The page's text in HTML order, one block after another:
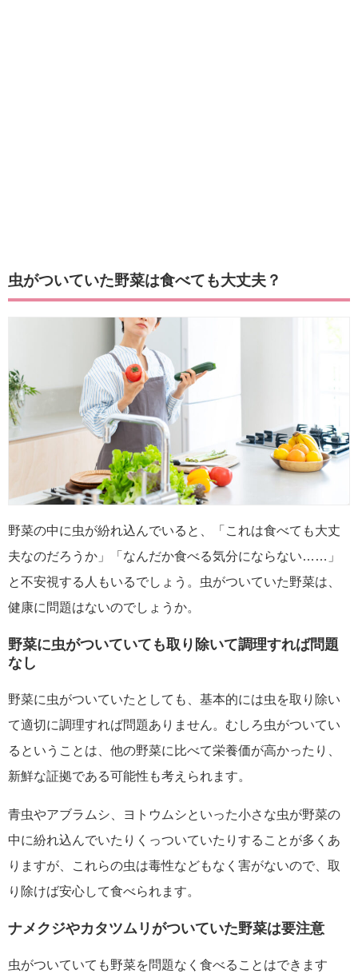
虫がついていた野菜は食べても大丈夫？
野菜の中に虫が紛れ込んでいると、「これは食べても大丈
夫なのだろうか」「なんだか食べる気分にならない……」
と不安視する人もいるでしょう。虫がついていた野菜は、
健康に問題はないのでしょうか。
野菜に虫がついていても取り除いて調理すれば問題
なし
野菜に虫がついていたとしても、基本的には虫を取り除い
て適切に調理すれば問題ありません。むしろ虫がついてい
るということは、他の野菜に比べて栄養価が高かったり、
新鮮な証拠である可能性も考えられます。
青虫やアブラムシ、ヨトウムシといった小さな虫が野菜の
中に紛れ込んでいたりくっついていたりすることが多くあ
りますが、これらの虫は毒性などもなく害がないので、取
り除けば安心して食べられます。
ナメクジやカタツムリがついていた野菜は要注意
虫がついていても野菜を問題なく食べることはできます